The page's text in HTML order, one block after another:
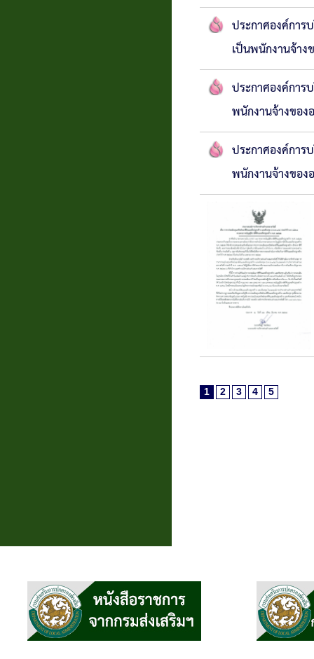
ประกาศองค์กา
เป็นพนักงานจ้า
ประกาศองค์การ
พนักงานจ้างขอ
ประกาศองค์การ
พนักงานจ้างขอ
1 2 3 4 5